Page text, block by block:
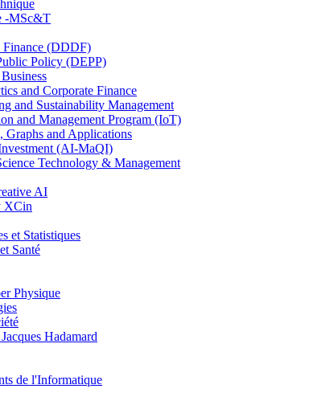
-MSc&T
Finance (DDDF)
Policy (DEPP)
and Corporate Finance
and Sustainability Management
and Management Program (IoT)
and Applications
(AI-MaQI)
Technology & Management
AI
XCin
et Statistiques
Santé
Physique
Hadamard
de l'Informatique